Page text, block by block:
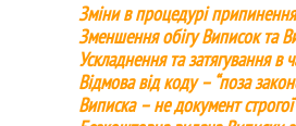
Зміни в процедурі
Зменшення обігу Виписок та
Ускладнення та затягування в
Відмова від коду – “поза
Виписка – не документ строгої